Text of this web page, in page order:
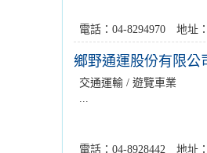
電話：04-8294970 地址
鄉野通運股份有限公
交通運輸 / 遊覽車業
...
電話：04-8928442 地址